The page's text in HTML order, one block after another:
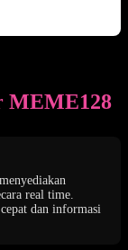
MEME128
real time.
dan informasi